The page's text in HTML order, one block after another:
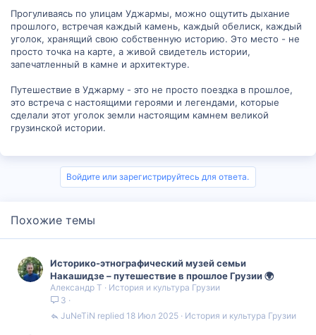
Прогуливаясь по улицам Уджармы, можно ощутить дыхание
прошлого, встречая каждый камень, каждый обелиск, каждый
уголок, хранящий свою собственную историю. Это место - не
просто точка на карте, а живой свидетель истории,
запечатленный в камне и архитектуре.
Путешествие в Уджарму - это не просто поездка в прошлое,
это встреча с настоящими героями и легендами, которые
сделали этот уголок земли настоящим камнем великой
грузинской истории.
Войдите или зарегистрируйтесь для ответа.
Похожие темы
Историко-этнографический музей семьи
Накашидзе – путешествие в прошлое Грузии 🌍
Александр Т
История и культура Грузии
3
История и культура Грузии
18 Июл 2025
JuNeTiN